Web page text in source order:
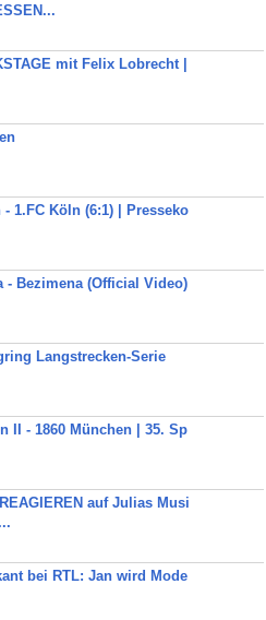
mit Felix Lobrecht |
1.FC Köln (6:1) | Presseko
- Bezimena (Official Video)
Langstrecken-Serie
II - 1860 München | 35. Sp
auf Julias Musi
bei RTL: Jan wird Mode